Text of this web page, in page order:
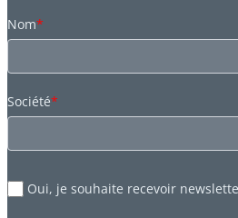
Nom*
Société*
Oui, je souhaite recevoir